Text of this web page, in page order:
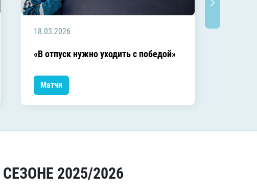
18.03.2026
«В отпуск нужно уходить с победой»
Матчи
2025/2026